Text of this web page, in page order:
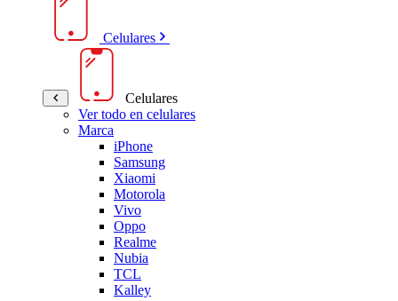
Celulares
Celulares
Ver todo en celulares
Marca
iPhone
Samsung
Xiaomi
Motorola
Vivo
Oppo
Realme
Nubia
TCL
Kalley